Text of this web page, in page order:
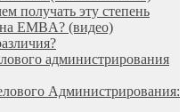
получать эту степень
EMBA? (видео)
администрирования
Администрирования: